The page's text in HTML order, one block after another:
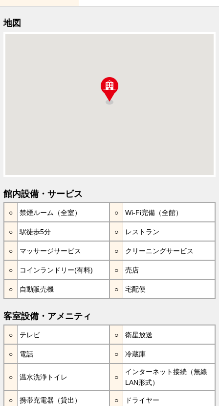
地図
館内設備・サービス
禁煙ルーム（全室） Wi-Fi完備（全館）
駅徒歩5分 レストラン
マッサージサービス クリーニングサービス
コインランドリー(有料) 売店
自動販売機 宅配便
客室設備・アメニティ
テレビ 衛星放送
電話 冷蔵庫
温水洗浄トイレ
インターネット接続（無線
LAN形式）
携帯充電器（貸出） ドライヤー